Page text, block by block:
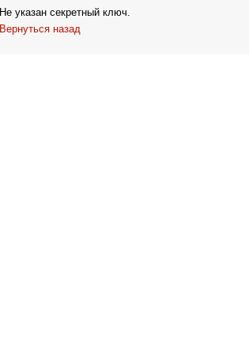
Не указан секретный ключ.
Вернуться назад